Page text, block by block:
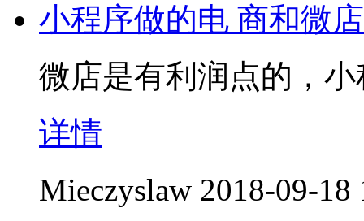
小程序做的电 商和微
微店是有利润点的，
详情
Mieczyslaw 2018-09-18